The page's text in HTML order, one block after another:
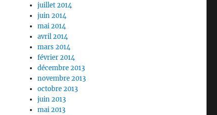
juillet 2014
juin 2014
mai 2014
avril 2014
mars 2014
février 2014
décembre 2013
novembre 2013
octobre 2013
juin 2013
mai 2013